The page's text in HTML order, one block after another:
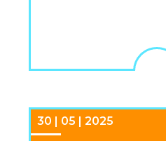
30 | 05 | 2025